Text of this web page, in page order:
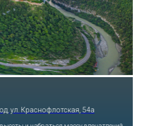
ул. Краснофлотская, 54а